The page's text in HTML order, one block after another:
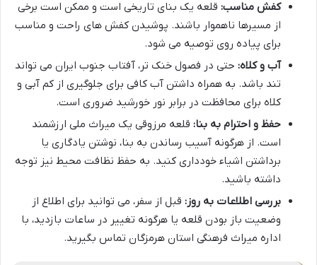
کفش مناسب: قلعه یک بنای تاریخی است و ممکن است برخی
از مسیرها ناهموار باشند. پوشیدن کفش های راحت و مناسب
برای پیاده روی توصیه می شود.
آب و کلاه: حتی در فصول خنک تر، آفتاب جنوب ایران می تواند
تند باشد. به همراه داشتن آب کافی برای جلوگیری از کم آبی و
کلاه برای محافظت در برابر نور خورشید ضروری است.
حفظ و احترام به بنا: قلعه مرزوقی یک میراث ملی ارزشمند
است. از هرگونه آسیب رساندن به بنا، نوشتن یادگاری یا
برداشتن اشیاء خودداری کنید. به حفظ نظافت محیط نیز توجه
داشته باشید.
بررسی اطلاعات به روز: قبل از سفر، می توانید برای اطلاع از
وضعیت باز بودن قلعه یا هرگونه تغییر در ساعات بازدید، با
اداره میراث فرهنگی استان هرمزگان تماس بگیرید.